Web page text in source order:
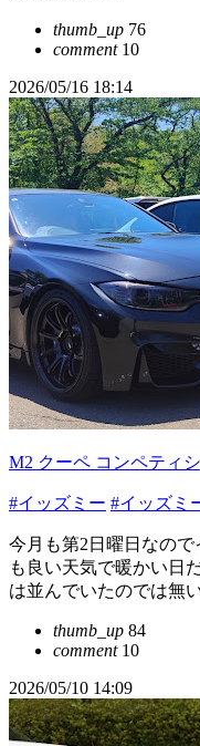
thumb_up 76
comment10
2026/05/16 18:14
M2 クーペ コンペティ
#イッズミー #イッズミ
今月も第2日曜日なの
も良い天気で暖かい日
は並んでいたのでは無
thumb_up 84
comment10
2026/05/10 14:09